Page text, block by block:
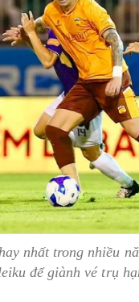
nhất trong nhiều
để giành vé trụ